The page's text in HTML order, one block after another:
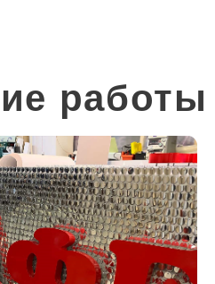
работы